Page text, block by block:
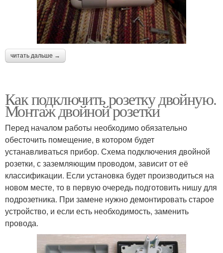
читать дальше →
Как подключить розетку двойную.
Монтаж двойной розетки
Перед началом работы необходимо обязательно
обесточить помещение, в котором будет
устанавливаться прибор. Схема подключения двойной
розетки, с заземляющим проводом, зависит от её
классификации. Если установка будет производиться на
новом месте, то в первую очередь подготовить нишу для
подрозетника. При замене нужно демонтировать старое
устройство, и если есть необходимость, заменить
провода.